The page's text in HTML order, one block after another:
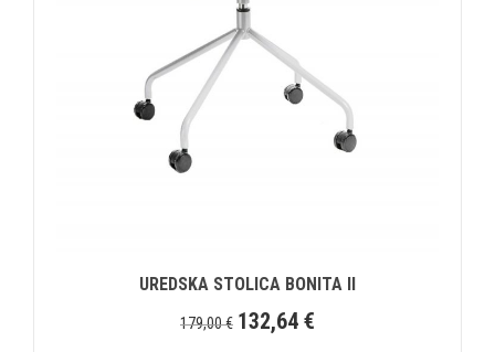
UREDSKA STOLICA BONITA II
179,00€ 132,64 €